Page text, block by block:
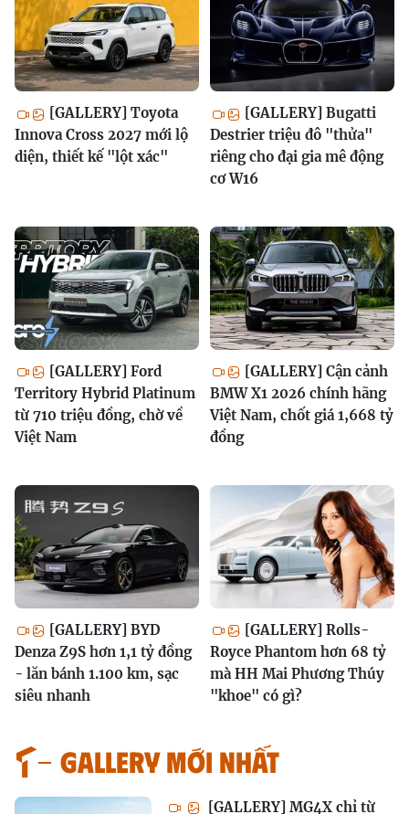
[GALLERY] Toyota
Innova Cross 2027 mới lộ
diện, thiết kế "lột xác"
[GALLERY] Bugatti
Destrier triệu đô "thửa"
riêng cho đại gia mê động
cơ W16
[GALLERY] Ford
Territory Hybrid Platinum
từ 710 triệu đồng, chờ về
Việt Nam
[GALLERY] Cận cảnh
BMW X1 2026 chính hãng
Việt Nam, chốt giá 1,668 tỷ
đồng
[GALLERY] BYD
Denza Z9S hơn 1,1 tỷ đồng
- lăn bánh 1.100 km, sạc
siêu nhanh
[GALLERY] Rolls-
Royce Phantom hơn 68 tỷ
mà HH Mai Phương Thúy
"khoe" có gì?
GALLERY MỚI NHẤT
[GALLERY] MG4X chỉ từ